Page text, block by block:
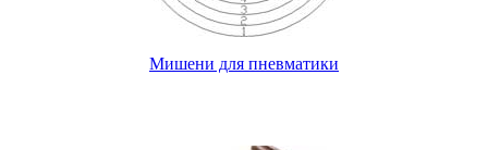
Мишени для пневматики